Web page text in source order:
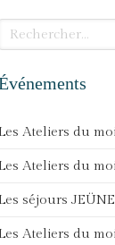
Rechercher
Ateliers du
Ateliers du
séjours
Ateliers du